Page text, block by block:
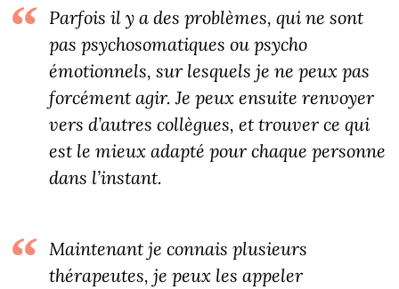
Parfois il y a des problèmes, qui ne sont
pas psychosomatiques ou psycho
émotionnels, sur lesquels je ne peux pas
forcément agir. Je peux ensuite renvoyer
vers d’autres collègues, et trouver ce qui
est le mieux adapté pour chaque personne
dans l’instant.
Maintenant je connais plusieurs
thérapeutes, je peux les appeler